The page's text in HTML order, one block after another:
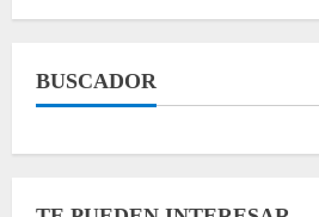
BUSCADOR